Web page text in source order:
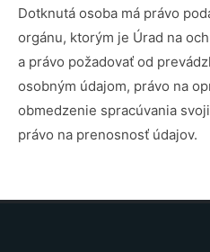
Dotknutá osoba má právo
orgánu, ktorým je Úrad na
a právo požadovať od
osobným údajom, právo na
obmedzenie spracúvania
právo na prenosnosť údajov.